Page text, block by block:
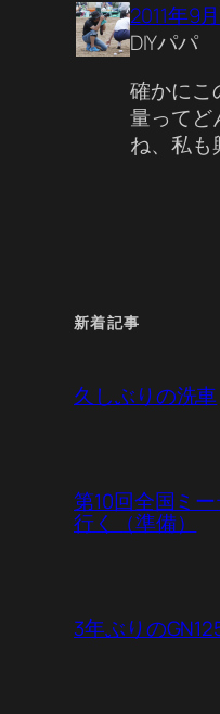
2011年9
DIYパパ
確かにこ
量ってど
ね、私
新着記事
久しぶりの洗車
第10回全国ミ
行く（準備）
3年ぶりの